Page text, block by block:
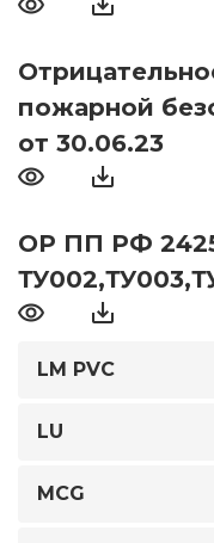
пожарной
от 30.06.23
ОР ПП РФ
LM PVC
LU
MCG